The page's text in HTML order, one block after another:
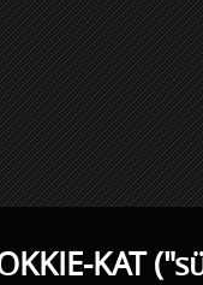
KAT